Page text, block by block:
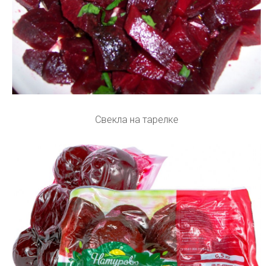
Свекла на тарелке